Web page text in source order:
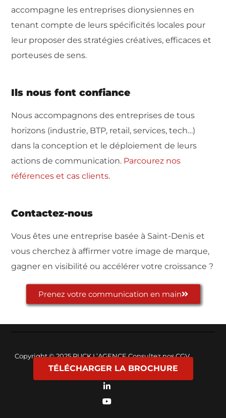
accompagne les entreprises dionysiennes en
tenant compte de leurs spécificités locales pour
leur proposer des stratégies créatives, efficaces et
porteuses de sens.
Ils nous font confiance
Nous accompagnons des entreprises de tous
horizons (industrie, BTP, retail, services, tech…)
dans la conception et le déploiement de leurs
actions de communication. Parcourez nos
références et cas clients.
Contactez-nous
Vous êtes une entreprise basée à Saint-Denis et
vous cherchez à affirmer votre image de marque,
gagner en visibilité ou accélérer votre croissance ?
Prenez votre communication en main
Copyright © 2025PUCK L’AGENCEConsultez nosCGV
TÉLÉCHARGER LA BROCHURE